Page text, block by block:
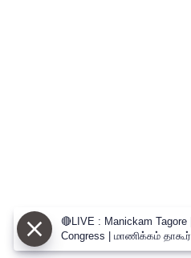
🔴LIVE : Manickam Tagore |
Congress | மாணிக்கம் தாகூர்
பரபரப்பு பிரஸ்மீட்